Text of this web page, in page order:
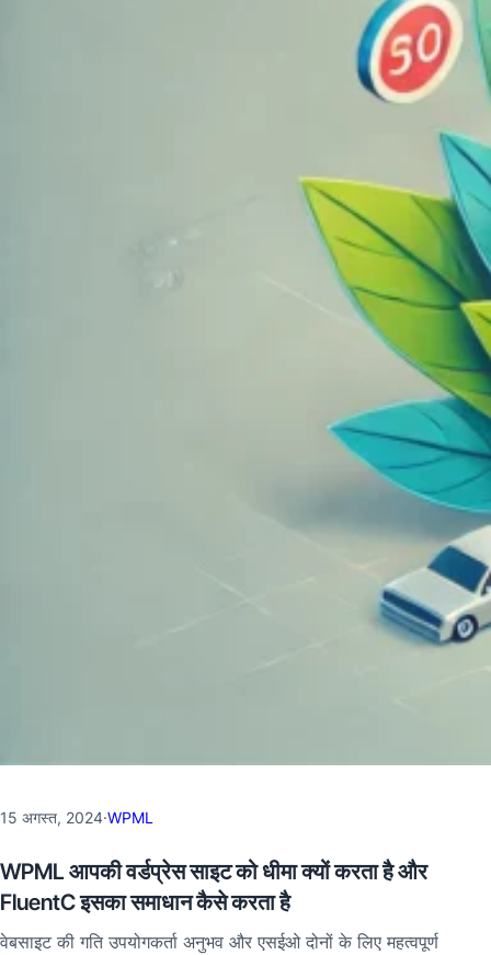
15 अगस्त, 2024·WPML
WPML आपकी वर्डप्रेस साइट को धीमा क्यों करता है और
FluentC इसका समाधान कैसे करता है
वेबसाइट की गति उपयोगकर्ता अनुभव और एसईओ दोनों के लिए महत्वपूर्ण